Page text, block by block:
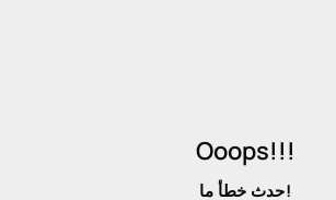
Ooops!!!
حدث خطأ ما!